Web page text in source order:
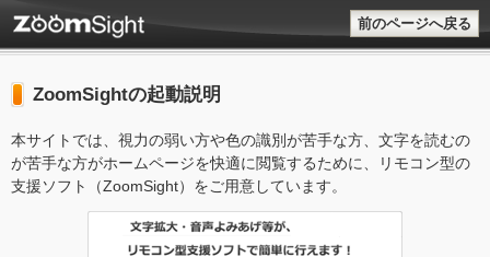
前のページへ戻る
ZoomSightの起動説明
本サイトでは、視力の弱い方や色の識別が苦手な方、文字を読むの
が苦手な方がホームページを快適に閲覧するために、リモコン型の
支援ソフト（ZoomSight）をご用意しています。